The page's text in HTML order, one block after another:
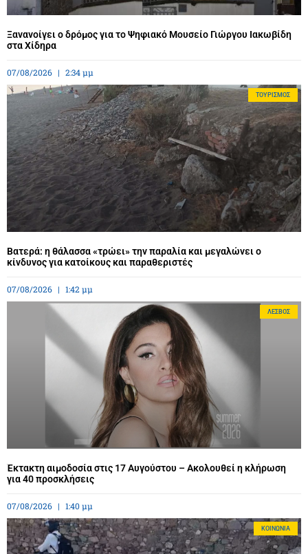
Ξανανοίγει ο δρόμος για το Ψηφιακό Μουσείο Γιώργου Ιακωβίδη
στα Χίδηρα
07/08/2026 2:34 μμ
ΤΟΥΡΙΣΜΌΣ
Βατερά: η θάλασσα «τρώει» την παραλία και μεγαλώνει ο
κίνδυνος για κατοίκους και παραθεριστές
07/08/2026 1:42 μμ
ΛΈΣΒΟΣ
Έκτακτη αιμοδοσία στις 17 Αυγούστου – Ακολουθεί η κλήρωση
για 40 προσκλήσεις
07/08/2026 1:40 μμ
ΚΟΙΝΩΝΊΑ